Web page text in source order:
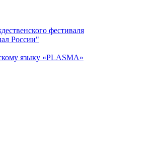
фестиваля
России"
языку «PLASMA»